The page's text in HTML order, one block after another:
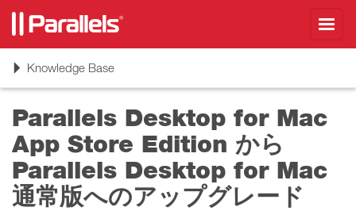
ToggleKnowledge Base
Parallels Desktop for Mac
App Store Edition から
Parallels Desktop for Mac
通常版へのアップグレード